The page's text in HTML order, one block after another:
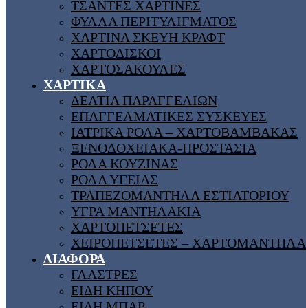
ΤΣΑΝΤΕΣ ΧΑΡΤΙΝΕΣ
ΦΥΛΛΑ ΠΕΡΙΤΥΛΙΓΜΑΤΟΣ
ΧΑΡΤΙΝΑ ΣΚΕΥΗ ΚΡΑΦΤ
ΧΑΡΤΟΔΙΣΚΟΙ
ΧΑΡΤΟΣΑΚΟΥΛΕΣ
ΧΑΡΤΙΚΑ
ΔΕΛΤΙΑ ΠΑΡΑΓΓΕΛΙΩΝ
ΕΠΑΓΓΕΛΜΑΤΙΚΕΣ ΣΥΣΚΕΥΕΣ
ΙΑΤΡΙΚΑ ΡΟΛΑ – ΧΑΡΤΟΒΑΜΒΑΚΑΣ
ΞΕΝΟΔΟΧΕΙΑΚΑ-ΠΡΟΣΤΑΣΙΑ
ΡΟΛΑ ΚΟΥΖΙΝΑΣ
ΡΟΛΑ ΥΓΕΙΑΣ
ΤΡΑΠΕΖΟΜΑΝΤΗΛΑ ΕΣΤΙΑΤΟΡΙΟΥ
ΥΓΡΑ ΜΑΝΤΗΛΑΚΙΑ
ΧΑΡΤΟΠΕΤΣΕΤΕΣ
ΧΕΙΡΟΠΕΤΣΕΤΕΣ – ΧΑΡΤΟΜΑΝΤΗΛΑ
ΔΙΑΦΟΡΑ
ΓΛΑΣΤΡΕΣ
ΕΙΔΗ ΚΗΠΟΥ